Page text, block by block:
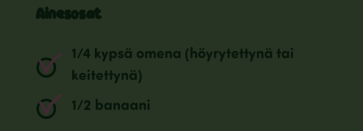
Ainesosat
1/4 kypsä omena (höyrytettynä tai
keitettynä)
1/2 banaani